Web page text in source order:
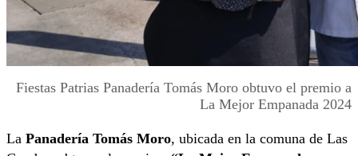
Fiestas Patrias Panadería Tomás Moro obtuvo el premio a
La Mejor Empanada 2024
La Panadería Tomás Moro, ubicada en la comuna de Las